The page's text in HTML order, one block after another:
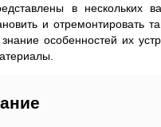
в нескольких
и отремонтировать
особенностей их